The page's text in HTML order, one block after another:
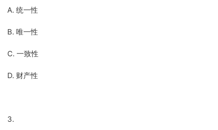
A. 统一性
B. 唯一性
C. 一致性
D. 财产性
3.